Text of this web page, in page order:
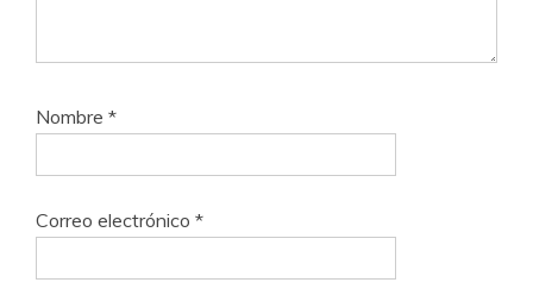
Nombre *
Correo electrónico *